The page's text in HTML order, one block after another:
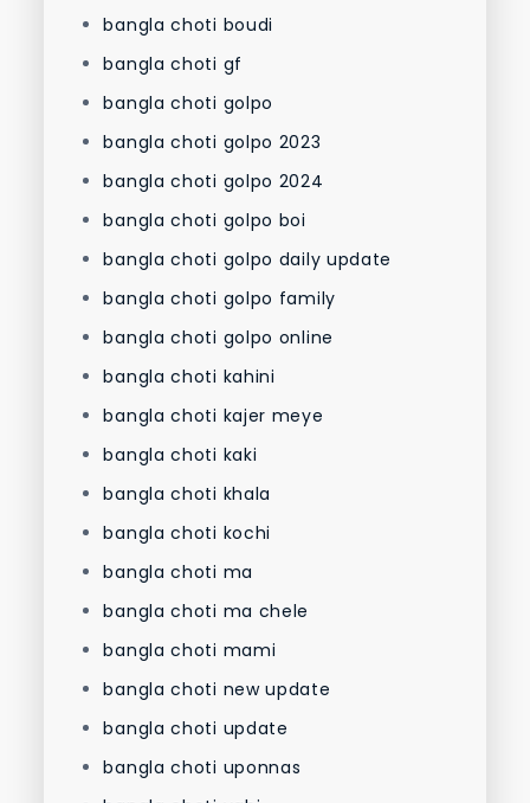
bangla choti boudi
bangla choti gf
bangla choti golpo
bangla choti golpo 2023
bangla choti golpo 2024
bangla choti golpo boi
bangla choti golpo daily update
bangla choti golpo family
bangla choti golpo online
bangla choti kahini
bangla choti kajer meye
bangla choti kaki
bangla choti khala
bangla choti kochi
bangla choti ma
bangla choti ma chele
bangla choti mami
bangla choti new update
bangla choti update
bangla choti uponnas